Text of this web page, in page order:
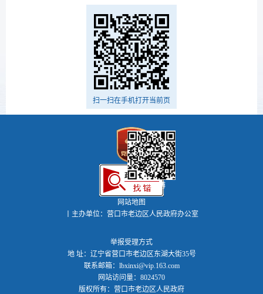
扫一扫在手机打开当前页
政务微博
网站地图
丨主办单位：营口市老边区人民政府办公室
举报受理方式
地 址：辽宁省营口市老边区东湖大街35号
联系邮箱：lbxinxi@vip.163.com
网站访问量：8024570
版权所有：营口市老边区人民政府